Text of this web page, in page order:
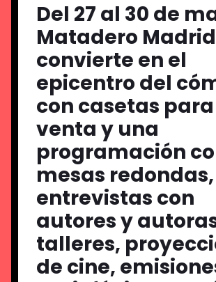
Del 27 al 30 de
Matadero
convierte en el
epicentro del
con casetas
venta y una
programación
mesas redondas,
entrevistas con
autores y
talleres,
de cine,